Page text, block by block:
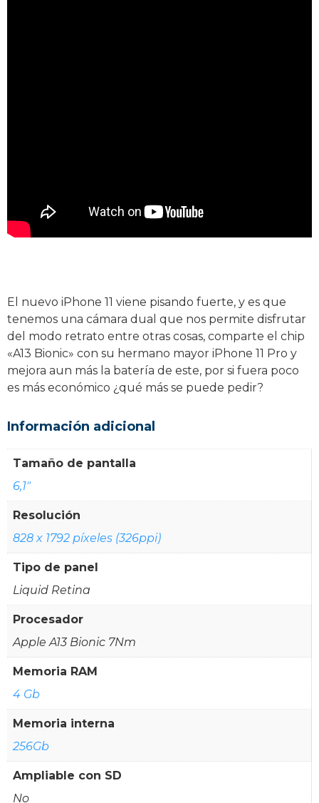
El nuevo iPhone 11 viene pisando fuerte, y es que
tenemos una cámara dual que nos permite disfrutar
del modo retrato entre otras cosas, comparte el chip
«A13 Bionic» con su hermano mayor iPhone 11 Pro y
mejora aun más la batería de este, por si fuera poco
es más económico ¿qué más se puede pedir?
Información adicional
Tamaño de pantalla
6,1"
Resolución
828 x 1792 píxeles (326ppi)
Tipo de panel
Liquid Retina
Procesador
Apple A13 Bionic 7Nm
Memoria RAM
4 Gb
Memoria interna
256Gb
Ampliable con SD
No